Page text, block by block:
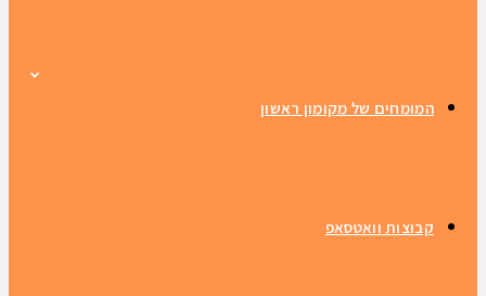
המומחים של מקומון ראשון
קבוצות וואטסאפ